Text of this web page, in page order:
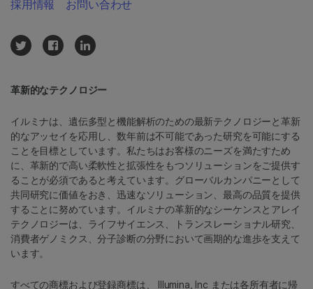
革新的なテクノロジー
イルミナは、遺伝多型と機能解析のための最新テクノロジーと革新
的なアッセイを応用し、数年前は不可能であった研究を可能にする
ことを目標としています。私たちはお客様のニーズを満たすため
に、革新的で高い柔軟性と拡張性をもつソリューションをご提供す
ることが必須であると考えています。グローバルカンパニーとして
共同研究に価値をおき、迅速なソリューション、最高の品質を提供
することに努めています。イルミナの革新的なシーケンスとアレイ
テクノロジーは、ライフサイエンス、トランスレーショナル研究、
消費者ゲノミクス、分子診断の分野において画期的な進歩を支えて
います。
すべての商標および登録商標は、 Illumina, Inc または各所有者に帰
採用情報 お問い合わせ